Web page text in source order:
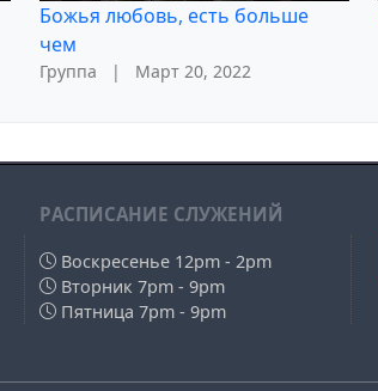
Божья любовь, есть больше
чем
Группа | Март 20, 2022
РAСПИСАНИЕ СЛУЖЕНИЙ
Воскресенье 12pm - 2pm
Вторник 7pm - 9pm
Пятница 7pm - 9pm